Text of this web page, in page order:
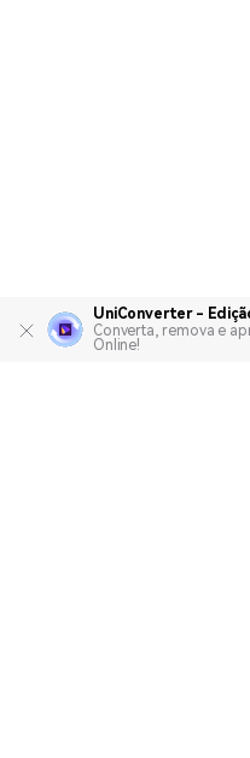
UniConverter -
Converta, remova e
Online!